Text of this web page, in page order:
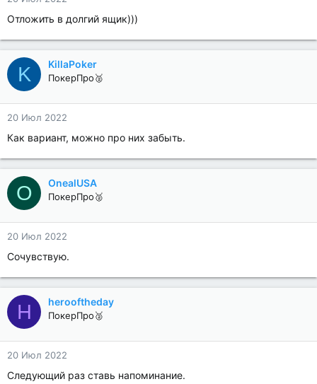
Отложить в долгий ящик)))
K KillaPoker
ПокерПро🥈
20 Июл 2022
Как вариант, можно про них забыть.
O OnealUSA
ПокерПро🥈
20 Июл 2022
Сочувствую.
H herooftheday
ПокерПро🥈
20 Июл 2022
Следующий раз ставь напоминание.